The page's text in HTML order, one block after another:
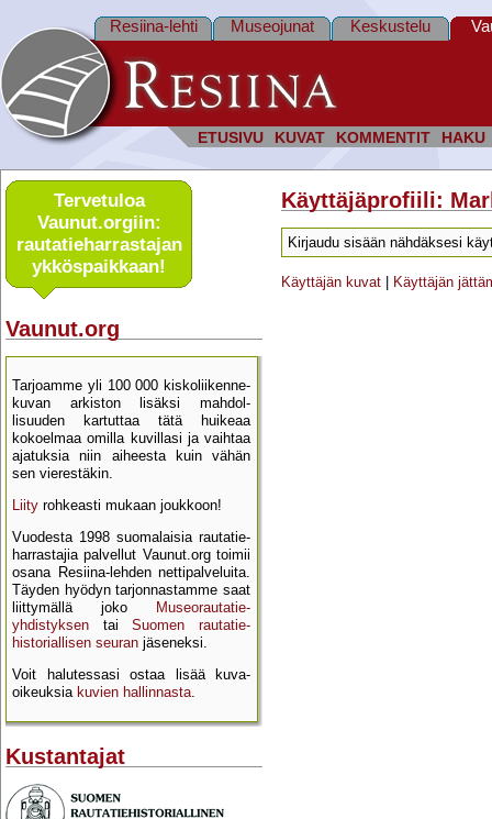
ETUSIVU KUVAT KOMMENTIT HAKU
Resiina-lehti Museojunat Keskustelu
Tervetuloa
Vaunut.orgiin:
rautatie­harrastajan
ykkös­paikkaan!
Vaunut.org
Tarjoamme yli 100 000 kisko­liikenne­
kuvan arkiston lisäksi mahdol­
lisuuden kartu­ttaa tätä huikeaa
kokoelmaa omilla kuvillasi ja vaihtaa
ajatuksia niin aiheesta kuin vähän
sen vierestäkin.
Liity rohkeasti mukaan joukkoon!
Vuodesta 1998 suomalaisia rautatie­
harrastajia palvellut Vaunut.org toimii
osana Resiina-lehden netti­palveluita.
Täyden hyödyn tarjon­nastamme saat
liittymällä joko
Museo­rautatie­
yhdistyksen tai Suomen rautatie­
historial­lisen seuran jäseneksi.
Voit halutessasi ostaa lisää kuva­
oikeuksia kuvien hallinnasta.
Kustantajat
Käyttäjäprofiili:
Kirjaudu sisään nähdäksesi
Käyttäjän kuvat Käyttäjän